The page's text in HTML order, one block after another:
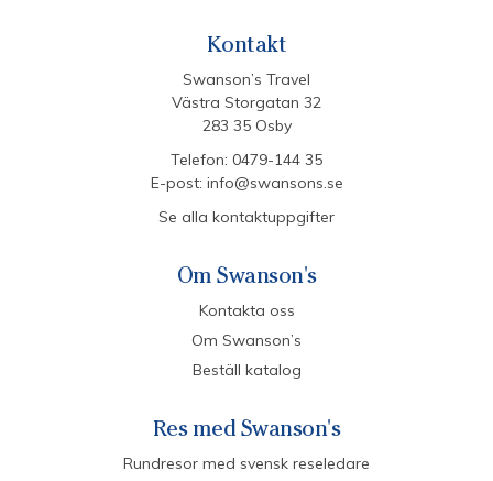
Kontakt
Swanson’s Travel
Västra Storgatan 32
283 35 Osby
Telefon: 0479-144 35
E-post: info@swansons.se
Se alla kontaktuppgifter
Om Swanson's
Kontakta oss
Om Swanson’s
Beställ katalog
Res med Swanson's
Rundresor med svensk reseledare